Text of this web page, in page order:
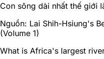
Con sông dài nhất thế giới
Nguồn: Lai Shih-Hsiung's
(Volume 1)
What is Africa's largest